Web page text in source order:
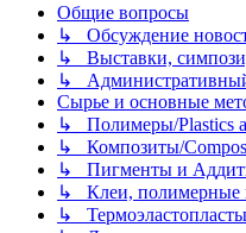
Общие вопросы
↳ Обсуждение
↳ Выставки,
↳
Сырье и основные
↳ Полимеры/Plastics
↳ Композиты/
↳ Пигменты и
↳ Клеи, полимерные
↳